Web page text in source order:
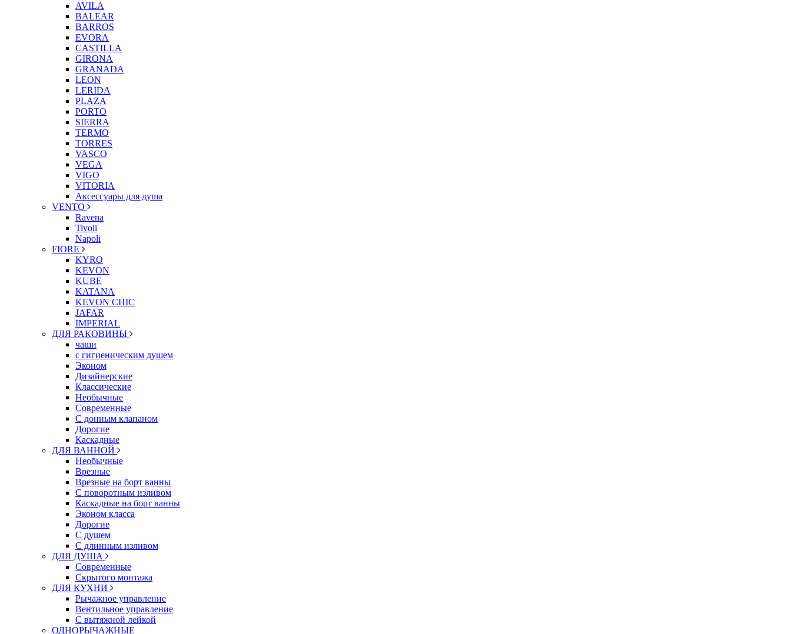
AVILA
BALEAR
BARROS
EVORA
CASTILLA
GIRONA
GRANADA
LEON
LERIDA
PLAZA
PORTO
SIERRA
TERMO
TORRES
VASCO
VEGA
VIGO
VITORIA
Аксессуары для душа
VENTO
Ravena
Tivoli
Napoli
FIORE
KYRO
KEVON
KUBE
KATANA
KEVON CHIC
JAFAR
IMPERIAL
ДЛЯ РАКОВИНЫ
чаши
с гигиеническим душем
Эконом
Дизайнерские
Классические
Необычные
Современные
С донным клапаном
Дорогие
Каскадные
ДЛЯ ВАННОЙ
Необычные
Врезные
Врезные на борт ванны
С поворотным изливом
Каскадные на борт ванны
Эконом класса
Дорогие
С душем
C длинным изливом
ДЛЯ ДУША
Современные
Скрытого монтажа
ДЛЯ КУХНИ
Рычажное управление
Вентильное управление
С вытяжной лейкой
ОДНОРЫЧАЖНЫЕ